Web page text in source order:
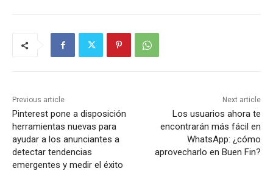
Previous article
Pinterest pone a disposición
herramientas nuevas para
ayudar a los anunciantes a
detectar tendencias
emergentes y medir el éxito
Next article
Los usuarios ahora te
encontrarán más fácil en
WhatsApp: ¿cómo
aprovecharlo en Buen Fin?